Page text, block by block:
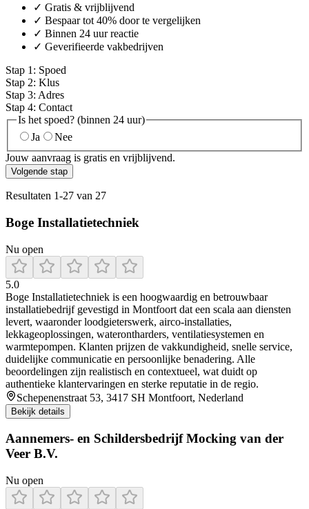
✓ Gratis & vrijblijvend
✓ Bespaar tot 40% door te vergelijken
✓ Binnen 24 uur reactie
✓ Geverifieerde vakbedrijven
Stap 1 : Spoed
Stap 2: Klus
Stap 3: Adres
Stap 4: Contact
Is het spoed? (binnen 24 uur)
Ja
Nee
Jouw aanvraag is gratis en vrijblijvend.
Volgende stap
Resultaten 1-27 van 27
Boge Installatietechniek
Nu open
5.0
Boge Installatietechniek is een hoogwaardig en betrouwbaar
installatiebedrijf gevestigd in Montfoort dat een scala aan diensten
levert, waaronder loodgieterswerk, airco‑installaties,
lekkageoplossingen, waterontharders, ventilatiesystemen en
warmtepompen. Klanten prijzen de vakkundigheid, snelle service,
duidelijke communicatie en persoonlijke benadering. Alle
beoordelingen zijn realistisch en contextueel, wat duidt op
authentieke klantervaringen en sterke reputatie in de regio.
Schepenenstraat 53, 3417 SH Montfoort, Nederland
Bekijk details
Aannemers- en Schildersbedrijf Mocking van der
Veer B.V.
Nu open